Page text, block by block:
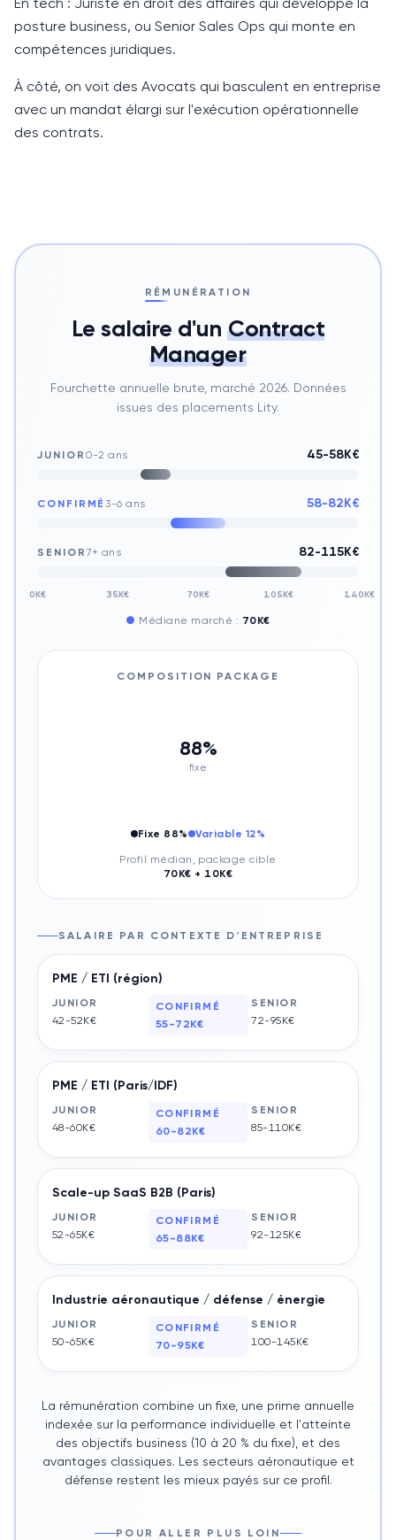
posture business, ou Senior Sales Ops qui monte en
compétences juridiques.
À côté, on voit des Avocats qui basculent en entreprise
avec un mandat élargi sur l'exécution opérationnelle
des contrats.
RÉMUNÉRATION
Le salaire d'unContract
Manager
Fourchette annuelle brute, marché 2026. Données
issues des placements Lity.
JUNIOR 0-2 ans 45-58K€
CONFIRMÉ3-6 ans 58-82K€
SENIOR 7+ ans 82-115K€
0K€ 35K€ 70K€ 105K€ 140K€
● Médiane marché : 70K€
COMPOSITION PACKAGE
88%
fixe
Fixe 88% Variable 12%
Profil médian, package cible
70K€ + 10K€
SALAIRE PAR CONTEXTE D'ENTREPRISE
PME / ETI (région)
JUNIOR
42-52K€
CONFIRMÉ
55-72K€
SENIOR
72-95K€
PME / ETI (Paris/IDF)
JUNIOR
48-60K€
CONFIRMÉ
60-82K€
SENIOR
85-110K€
Scale-up SaaS B2B (Paris)
JUNIOR
52-65K€
CONFIRMÉ
65-88K€
SENIOR
92-125K€
Industrie aéronautique / défense / énergie
JUNIOR
50-65K€
CONFIRMÉ
70-95K€
SENIOR
100-145K€
La rémunération combine un fixe, une prime annuelle
indexée sur la performance individuelle et l'atteinte
des objectifs business (10 à 20 % du fixe), et des
avantages classiques. Les secteurs aéronautique et
défense restent les mieux payés sur ce profil.
POUR ALLER PLUS LOIN